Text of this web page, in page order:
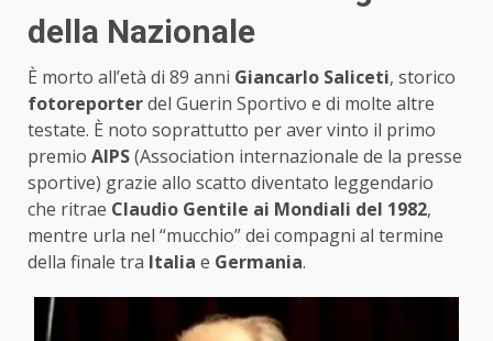
della Nazionale
È morto all’età di 89 anni Giancarlo Saliceti, storico
fotoreporterdel Guerin Sportivo e di molte altre
testate. È noto soprattutto per aver vinto il primo
premio AIPS(Association internazionale de la presse
sportive) grazie allo scatto diventato leggendario
che ritrae Claudio Gentile ai Mondiali del 1982,
mentre urla nel “mucchio” dei compagni al termine
della finale tra Italia e Germania.